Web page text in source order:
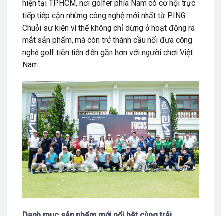
hiện tại TP.HCM, nơi golfer phía Nam có cơ hội trực
tiếp tiếp cận những công nghệ mới nhất từ PING.
Chuỗi sự kiện vì thế không chỉ dừng ở hoạt động ra
mắt sản phẩm, mà còn trở thành cầu nối đưa công
nghệ golf tiên tiến đến gần hơn với người chơi Việt
Nam.